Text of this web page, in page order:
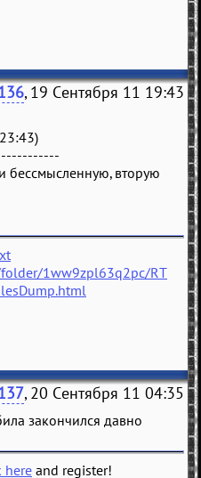
, 19 Сентября 11 19:43
бессмысленную, вторую
1ww9zpl63q2pc/RT
, 20 Сентября 11 04:35
закончился давно
here and register!